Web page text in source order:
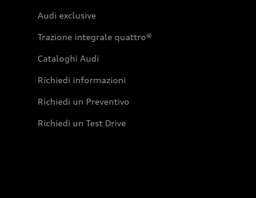
Audi exclusive
Trazione integrale quattro®
Cataloghi Audi
Richiedi informazioni
Richiedi un Preventivo
Richiedi un Test Drive